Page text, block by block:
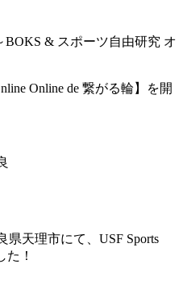
BOKS & スポーツ自由研究 オ
Online de 繋がる輪】を開
県天理市にて、USF Sports
た！